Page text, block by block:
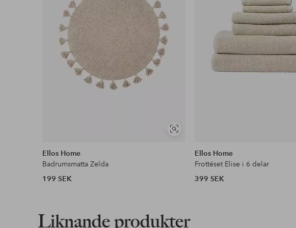
Läs mer
Faktura & Delbetalning
Våra mest fördelaktiga betalsätt
Visa
Ellos Home
Badrumsmatta Zelda
199 SEK
Ellos Home
Frottéset Elise i 6 delar
399 SEK
Liknande produkter